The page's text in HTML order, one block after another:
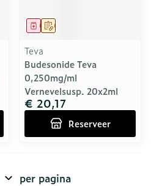
Op voorschrift
Geneesmiddel
Teva
Budesonide Teva
0,250mg/ml
Vernevelsusp. 20x2ml
€ 20,17
Reserveer
per pagina